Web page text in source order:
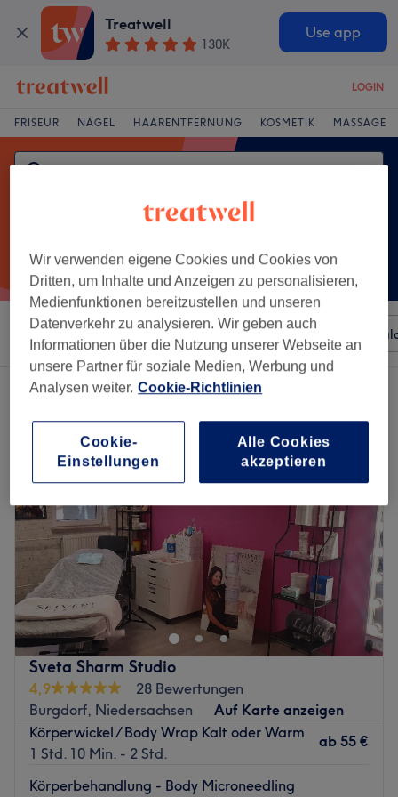
Treatwell
130K
Use app
LOGIN
FRISEUR NÄGEL HAARENTFERNUNG KOSMETIK MASSAGE
Sortieren nach Beliebiger Preis Besonderheiten
Ein Salon, der anbietet: body wrapping in Burgdorf, Niedersachsen
Sveta Sharm Studio
4,9
28 Bewertungen
Burgdorf, Niedersachsen
Auf Karte anzeigen
Körperwickel / Body Wrap Kalt oder Warm
1 Std. 10 Min. - 2 Std.
ab 55 €
Körperbehandlung - Body Microneedling
Wir verwenden eigene Cookies und Cookies von
Dritten, um Inhalte und Anzeigen zu personalisieren,
Medienfunktionen bereitzustellen und unseren
Datenverkehr zu analysieren. Wir geben auch
Informationen über die Nutzung unserer Webseite an
unsere Partner für soziale Medien, Werbung und
Analysen weiter. Cookie-Richtlinien
Cookie-
Einstellungen
Alle Cookies
akzeptieren